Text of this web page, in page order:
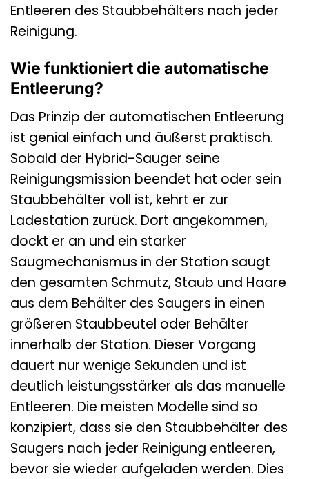
Entleeren des Staubbehälters nach jeder
Reinigung.
Wie funktioniert die automatische
Entleerung?
Das Prinzip der automatischen Entleerung
ist genial einfach und äußerst praktisch.
Sobald der Hybrid-Sauger seine
Reinigungsmission beendet hat oder sein
Staubbehälter voll ist, kehrt er zur
Ladestation zurück. Dort angekommen,
dockt er an und ein starker
Saugmechanismus in der Station saugt
den gesamten Schmutz, Staub und Haare
aus dem Behälter des Saugers in einen
größeren Staubbeutel oder Behälter
innerhalb der Station. Dieser Vorgang
dauert nur wenige Sekunden und ist
deutlich leistungsstärker als das manuelle
Entleeren. Die meisten Modelle sind so
konzipiert, dass sie den Staubbehälter des
Saugers nach jeder Reinigung entleeren,
bevor sie wieder aufgeladen werden. Dies